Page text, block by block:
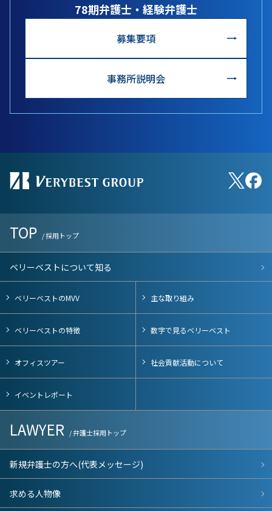
78期弁護士・経験弁護士
募集要項
事務所説明会
TOP / 採用トップ
ベリーベストについて知る
ベリーベストのMVV 主な取り組み
ベリーベストの特徴 数字で見るベリーベスト
オフィスツアー 社会貢献活動について
イベントレポート
LAWYER / 弁護士採用トップ
新規弁護士の方へ(代表メッセージ)
求める人物像